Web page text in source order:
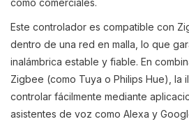
como comerciales.
Este controlador es compatible con
dentro de una red en malla, lo que
inalámbrica estable y fiable. En
Zigbee (como Tuya o Philips Hue), la
controlar fácilmente mediante
asistentes de voz como Alexa y